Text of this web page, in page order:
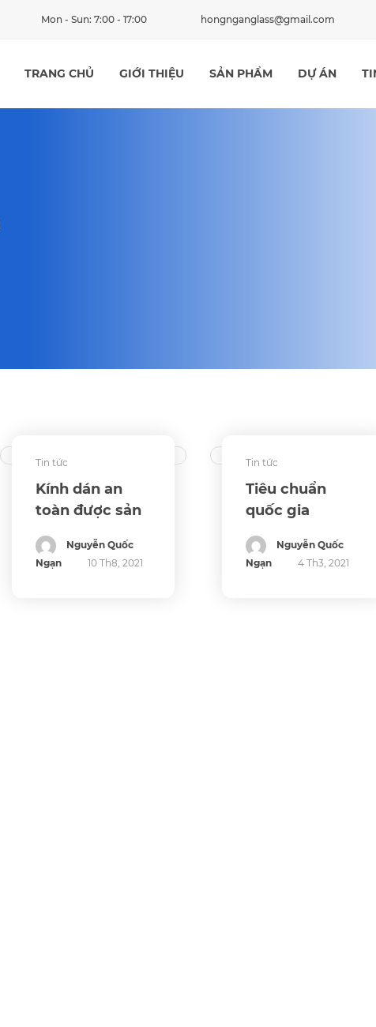
Mon - Sun: 7:00 - 17:00 hongnganglass@gmail.com
TRANG CHỦ GIỚI THIỆU SẢN PHẨM DỰ ÁN
Tin tức
Kính dán an
toàn được sản
xuất như thế
nào?Nguyễn Quốc
Ngạn
10 Th8, 2021
Tin tức
Tiêu chuẩn
quốc gia
(TCVN) về kính
dán an toàn
nhiều lớp
Nguyễn Quốc
Ngạn
4 Th3, 2021